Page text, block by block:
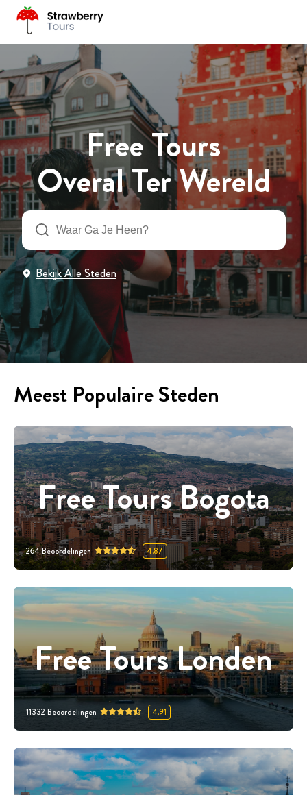
Free Tours
Overal Ter Wereld
Bekijk Alle Steden
Meest Populaire Steden
Free Tours Bogota
264Beoordelingen 4.87
Free Tours Londen
11332 Beoordelingen 4.91